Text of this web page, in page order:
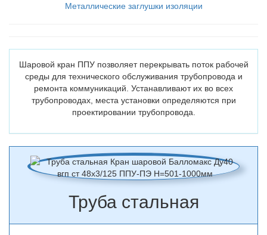
Металлические заглушки изоляции
Шаровой кран ППУ позволяет перекрывать поток рабочей
среды для технического обслуживания трубопровода и
ремонта коммуникаций. Устанавливают их во всех
трубопроводах, места установки определяются при
проектировании трубопровода.
Труба стальная